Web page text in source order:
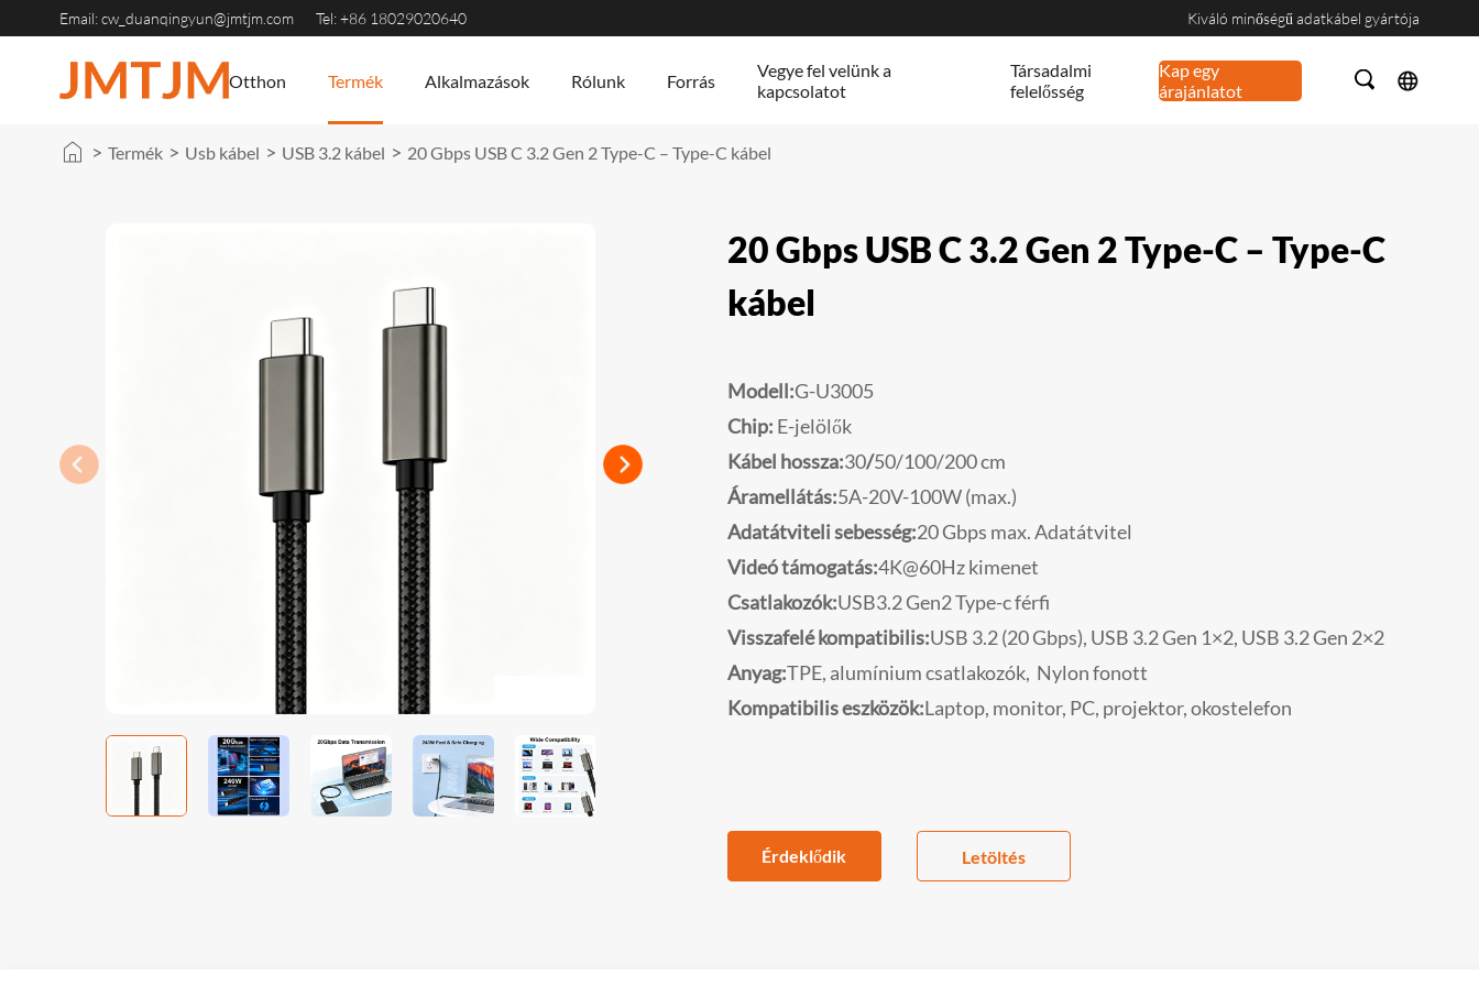
Email:cw_duanqingyun@jmtjm.com Tel: +86 18029020640 Kiváló minőségű adatkábel gyártója
Otthon Termék Alkalmazások Rólunk Forrás
Vegye fel velünk a
kapcsolatot
Társadalmi
felelősség
Kap egy
árajánlatot
> Termék > Usb kábel > USB 3.2 kábel > 20 Gbps USB C 3.2 Gen 2 Type-C – Type-C kábel
20 Gbps USB C 3.2 Gen 2 Type-C – Type-C
kábel
Modell:G-U3005
Chip: E-jelölők
Kábel hossza:30/50/100/200 cm
Áramellátás:5A-20V-100W (max.)
Adatátviteli sebesség:20 Gbps max. Adatátvitel
Videó támogatás:4K@60Hz kimenet
Csatlakozók:USB3.2 Gen2 Type-c férfi
Visszafelé kompatibilis:USB 3.2 (20 Gbps), USB 3.2 Gen 1×2, USB 3.2 Gen 2×2
Anyag:TPE, alumínium csatlakozók, Nylon fonott
Kompatibilis eszközök:Laptop, monitor, PC, projektor, okostelefon
Érdeklődik Letöltés